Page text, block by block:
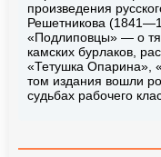
произведения
Решетникова
«Подлиповцы» — о
камских бурлаков,
«Тетушка Опарина»,
том издания вошли
судьбах рабочего